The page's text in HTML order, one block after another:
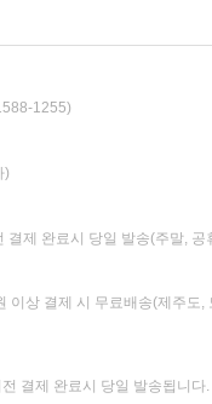
1255)
)
결제 완료시 당일 발송(주말, 공
이상 결제 시 무료배송(제주도,
결제 완료시 당일 발송됩니다.